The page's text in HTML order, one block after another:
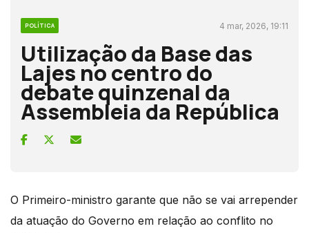
POLÍTICA 4 mar, 2026, 19:11
Utilização da Base das
Lajes no centro do
debate quinzenal da
Assembleia da República
O Primeiro-ministro garante que não se vai arrepender
da atuação do Governo em relação ao conflito no